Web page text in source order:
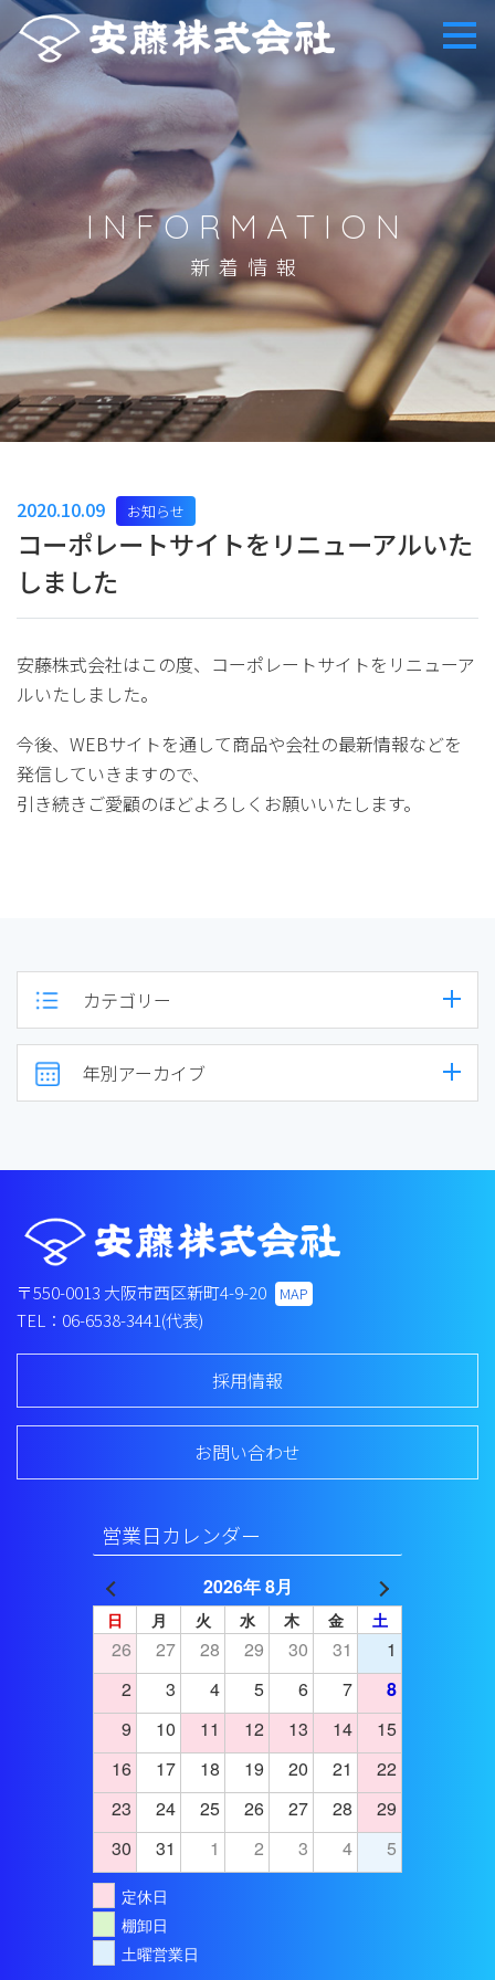
INFORMATION
新着情報
2020.10.09 お知らせ
コーポレートサイトをリニューアルいた
しました
安藤株式会社はこの度、コーポレートサイトをリニューア
ルいたしました。
今後、WEBサイトを通して商品や会社の最新情報などを
発信していきますので、
引き続きご愛顧のほどよろしくお願いいたします。
カテゴリー
年別アーカイブ
〒550-0013 大阪市西区新町4-9-20 MAP
TEL：06-6538-3441(代表)
採用情報
お問い合わせ
営業日カレンダー
2026年 8月
日 月 火 水 木 金 土
26 27 28 29 30 31
1
2
3 4 5 6 7
8
9
10 11 12 13 14
15
16
17 18 19 20 21
22
23
24 25 26 27 28
29
30
31 1 2 3 4 5
定休日
棚卸日
土曜営業日